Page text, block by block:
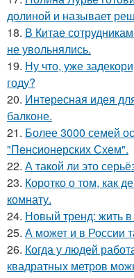
долиной и называет
18. В Китае
не увольнялись.
19. Ну что, уже
году?
20. Интересная идея
балконе.
21. Более 3000 семей
"Пенсионерских Схем".
22. А такой ли это
23. Коротко о том, как
комнату.
24. Новый тренд: жить в
25. А может и в России
26. Когда у людей
квадратных метров